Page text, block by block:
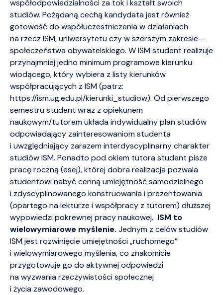
współodpowiedzialności za tok i kształt swoich
studiów. Pożądaną cechą kandydata jest również
gotowość do współuczestniczenia w działaniach
na rzecz ISM, uniwersytetu czy w szerszym zakresie –
społeczeństwa obywatelskiego. W ISM student realizuje
przynajmniej jedno minimum programowe kierunku
wiodącego, który wybiera z listy kierunków
współpracujących z ISM (patrz:
https://ism.ug.edu.pl/kierunki_studiow). Od pierwszego
semestru student wraz z opiekunem
naukowym/tutorem układa indywidualny plan studiów
odpowiadający zainteresowaniom studenta
i uwzględniający zarazem interdyscyplinarny charakter
studiów ISM. Ponadto pod okiem tutora student pisze
pracę roczną (esej), której dobra realizacja pozwala
studentowi nabyć cenną umiejętność samodzielnego
i zdyscyplinowanego konstruowania i prezentowania
(opartego na lekturze i współpracy z tutorem) dłuższej
wypowiedzi pokrewnej pracy naukowej. ISM to
wielowymiarowe myślenie. Jednym z celów studiów
ISM jest rozwinięcie umiejętności „ruchomego”
i wielowymiarowego myślenia, co znakomicie
przygotowuje go do aktywnej odpowiedzi
na wyzwania rzeczywistości społecznej
i życia zawodowego.